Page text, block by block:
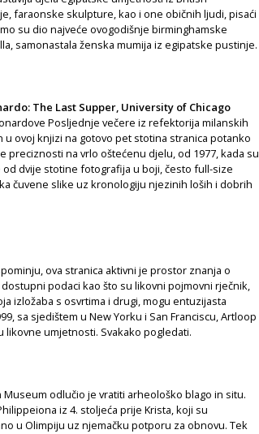
faraonske skulpture, kao i one običnih ljudi, pisaći
su dio najveće ovogodišnje birminghamske
samonastala ženska mumija iz egipatske pustinje.
The Last Supper, University of Chicago
Posljednje večere iz refektorija milanskih
u ovoj knjizi na gotovo pet stotina stranica potanko
na vrlo oštećenu djelu, od 1977, kada su
od dvije stotine fotografija u boji, često full-size
čuvene slike uz kronologiju njezinih loših i dobrih
ova stranica aktivni je prostor znanja o
podaci kao što su likovni pojmovni rječnik,
izložaba s osvrtima i drugi, mogu entuzijasta
sa sjedištem u New Yorku i San Franciscu, Artloop
umjetnosti. Svakako pogledati.
odlučio je vratiti arheološko blago in situ.
iz 4. stoljeća prije Krista, koji su
u Olimpiju uz njemačku potporu za obnovu. Tek